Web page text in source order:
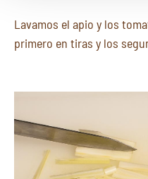
Lavamos el apio y los
primero en tiras y los